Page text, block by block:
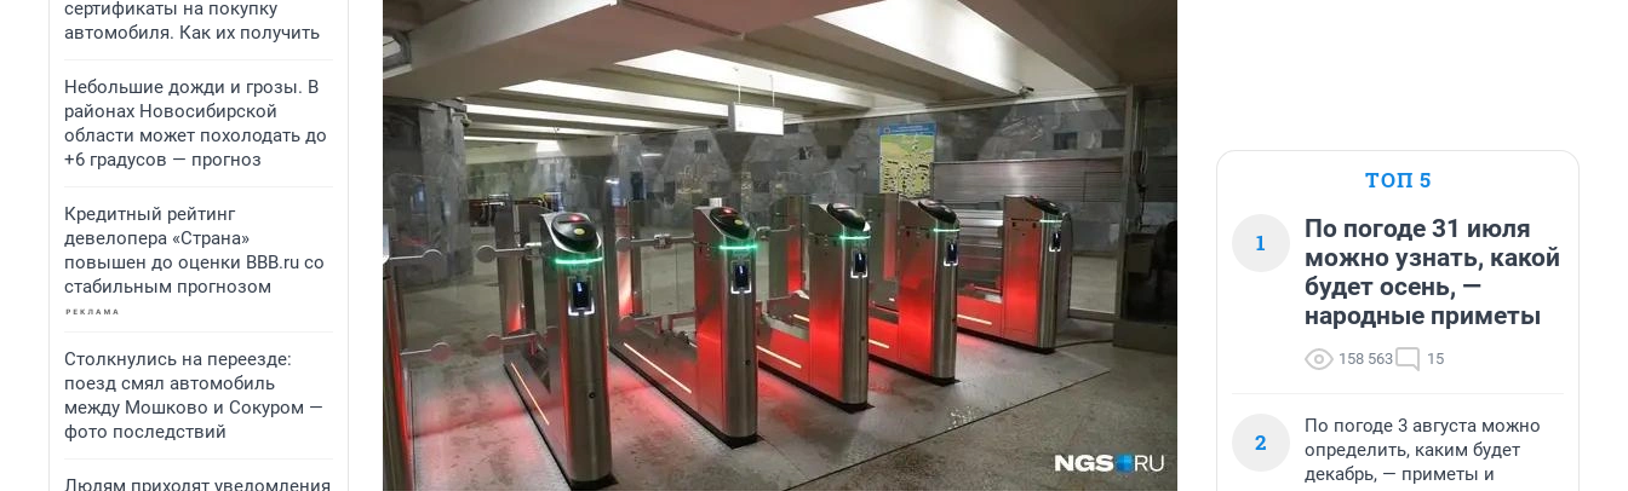
сертификаты на покупку
автомобиля. Как их получить
Небольшие дожди и грозы. В
районах Новосибирской
области может похолодать до
+6 градусов — прогноз
Кредитный рейтинг
девелопера «Страна»
повышен до оценки BBB.ru со
стабильным прогнозом
Столкнулись на переезде:
поезд смял автомобиль
между Мошково и Сокуром —
фото последствий
Людям приходят уведомления
ТОП 5
1
По погоде 31 июля
можно узнать, какой
будет осень, —
народные приметы
158 563 15
2
По погоде 3 августа можно
определить, каким будет
декабрь, — приметы и